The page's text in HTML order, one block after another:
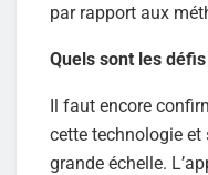
par rapport aux
Quels sont les
Il faut encore
cette technologie
grande échelle.